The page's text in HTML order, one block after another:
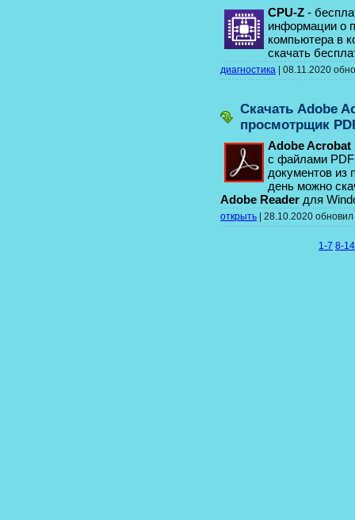
CPU-Z -
информации о
компьютера в
скачать
диагностика 08.11.2020
Скачать Adobe
просмотрщик
Adobe Acrobat
с файлами
документов из
день можно
Adobe Reader для
открыть 28.10.2020 обновил
1-7 8-14